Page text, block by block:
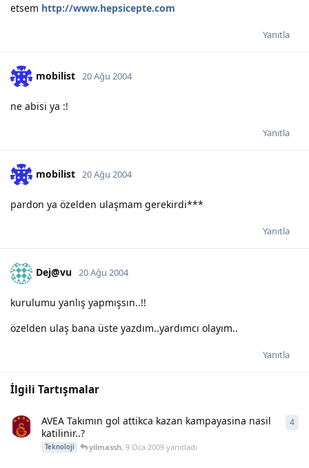
etsem http://www.hepsicepte.com
Yanıtla
mobilist 20 Ağu 2004
ne abisi ya :!
Yanıtla
mobilist 20 Ağu 2004
pardon ya özelden ulaşmam gerekirdi***
Yanıtla
Dej@vu 20 Ağu 2004
kurulumu yanlış yapmışsın..!!
özelden ulaş bana üste yazdım..yardımcı olayım..
Yanıtla
İlgili Tartışmalar
AVEA Takımın gol attikca kazan kampayasina nasil
katilinir..?
Teknoloji yilmassh,9 Oca 2009 yanıtladı
4